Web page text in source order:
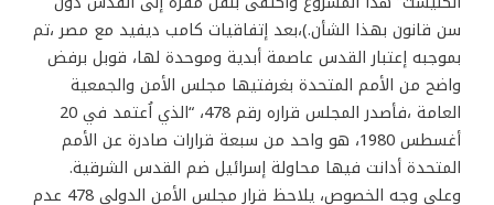
سن قانون بهذا الشأن.)،بعد إتفاقيات كامب ديفيد مع مصر ،تم
بموجبه إعتبار القدس عاصمة أبدية وموحدة لها، قوبل برفض
واضح من الأمم المتحدة بغرفتيها مجلس الأمن والجمعية
العامة ،فأصدر المجلس قراره رقم 478، “الذي اُعتمد في 20
أغسطس 1980، هو واحد من سبعة قرارات صادرة عن الأمم
المتحدة أدانت فيها محاولة إسرائيل ضم القدس الشرقية.
وعلى وجه الخصوص، يلاحظ قرار مجلس الأمن الدولي 478 عدم